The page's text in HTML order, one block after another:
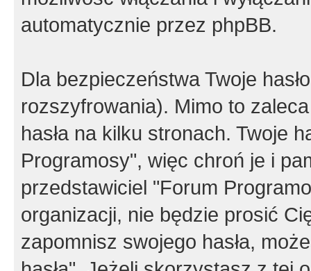
automatycznie przez phpBB.
Dla bezpieczeństwa Twoje
rozszyfrowania). Mimo to
hasła na kilku stronach. Twoje
Programosy", więc chroń je i
przedstawiciel "Forum
organizacji, nie będzie prosić
zapomnisz swojego hasła,